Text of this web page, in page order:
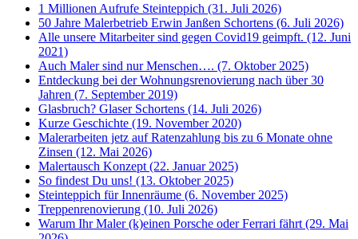
1 Millionen Aufrufe Steinteppich (31. Juli 2026)
50 Jahre Malerbetrieb Erwin Janßen Schortens (6. Juli 2026)
Alle unsere Mitarbeiter sind gegen Covid19 geimpft. (12. Juni
2021)
Auch Maler sind nur Menschen…. (7. Oktober 2025)
Entdeckung bei der Wohnungsrenovierung nach über 30
Jahren (7. September 2019)
Glasbruch? Glaser Schortens (14. Juli 2026)
Kurze Geschichte (19. November 2020)
Malerarbeiten jetz auf Ratenzahlung bis zu 6 Monate ohne
Zinsen (12. Mai 2026)
Malertausch Konzept (22. Januar 2025)
So findest Du uns! (13. Oktober 2025)
Steinteppich für Innenräume (6. November 2025)
Treppenrenovierung (10. Juli 2026)
Warum Ihr Maler (k)einen Porsche oder Ferrari fährt (29. Mai